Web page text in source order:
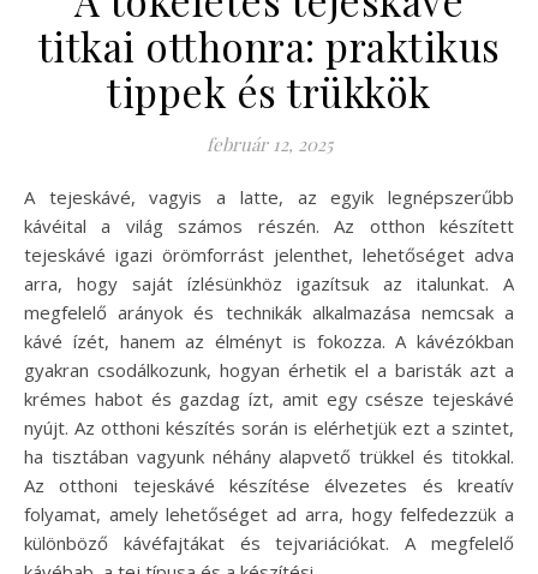
titkai otthonra: praktikus
tippek és trükkök
február 12, 2025
A tejeskávé, vagyis a latte, az egyik legnépszerűbb
kávéital a világ számos részén. Az otthon készített
tejeskávé igazi örömforrást jelenthet, lehetőséget adva
arra, hogy saját ízlésünkhöz igazítsuk az italunkat. A
megfelelő arányok és technikák alkalmazása nemcsak a
kávé ízét, hanem az élményt is fokozza. A kávézókban
gyakran csodálkozunk, hogyan érhetik el a baristák azt a
krémes habot és gazdag ízt, amit egy csésze tejeskávé
nyújt. Az otthoni készítés során is elérhetjük ezt a szintet,
ha tisztában vagyunk néhány alapvető trükkel és titokkal.
Az otthoni tejeskávé készítése élvezetes és kreatív
folyamat, amely lehetőséget ad arra, hogy felfedezzük a
különböző kávéfajtákat és tejvariációkat. A megfelelő